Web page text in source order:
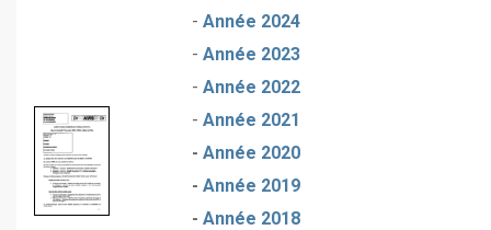
- Année 2024
- Année 2023
- Année 2022
- Année 2021
- Année 2020
- Année 2019
- Année 2018